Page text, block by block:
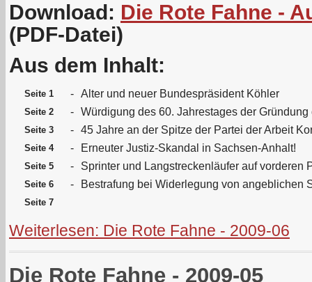
Download: Die Rote Fahne -
(PDF-Datei)
Aus dem Inhalt:
Seite 1 - Alter und neuer Bundespräsident Köhler
Seite 2 - Würdigung des 60. Jahrestages der Gründung
Seite 3 - 45 Jahre an der Spitze der Partei der Arbeit
Seite 4 - Erneuter Justiz-Skandal in Sachsen-Anhalt!
Seite 5 - Sprinter und Langstreckenläufer auf vorderen
Seite 6 - Bestrafung bei Widerlegung von angeblichen
Seite 7
Weiterlesen: Die Rote Fahne - 2009-06
Die Rote Fahne - 2009-05